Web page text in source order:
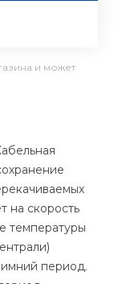
и может
на скорость
температуры
период.